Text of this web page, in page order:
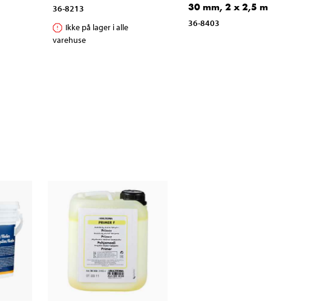
36-8213
Ikke på lager i alle
varehuse
30 mm, 2 x 2,5 m
36-8403